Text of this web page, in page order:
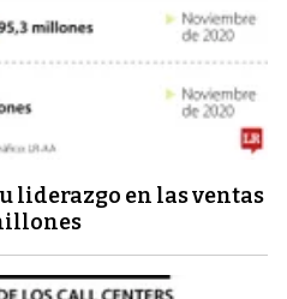
liderazgo en las ventas